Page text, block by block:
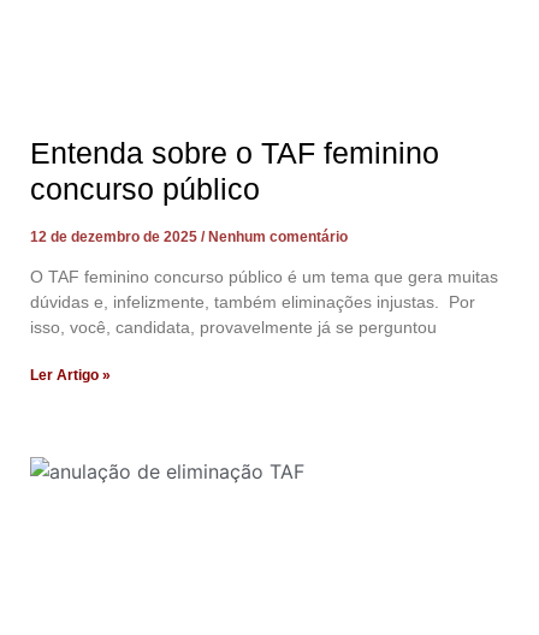
Entenda sobre o TAF feminino
concurso público
12 de dezembro de 2025 Nenhum comentário
O TAF feminino concurso público é um tema que gera muitas
dúvidas e, infelizmente, também eliminações injustas. Por
isso, você, candidata, provavelmente já se perguntou
Ler Artigo »